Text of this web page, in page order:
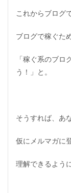
これからブログ
ブログで稼ぐた
「稼ぐ系のブロ
う！
」と。
そうすれば、あ
仮にメルマガに
理解できるよう